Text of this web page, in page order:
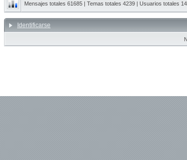
Mensajes totales 61685 | Temas totales 4239 | Usuarios totales
Identificarse